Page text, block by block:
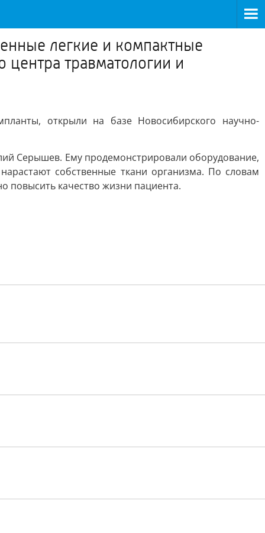
легкие и компактные
травматологии и
открыли на базе Новосибирского научно-
Серышев. Ему продемонстрировали оборудование,
собственные ткани организма. По словам
повысить качество жизни пациента.